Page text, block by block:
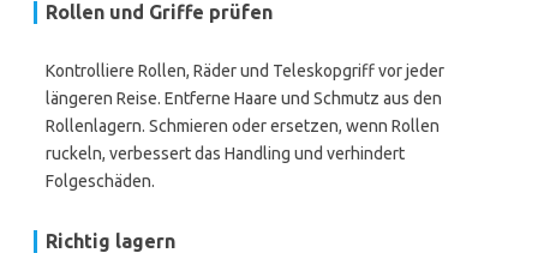
Rollen und Griffe prüfen
Kontrolliere Rollen, Räder und Teleskopgriff vor jeder
längeren Reise. Entferne Haare und Schmutz aus den
Rollenlagern. Schmieren oder ersetzen, wenn Rollen
ruckeln, verbessert das Handling und verhindert
Folgeschäden.
Richtig lagern